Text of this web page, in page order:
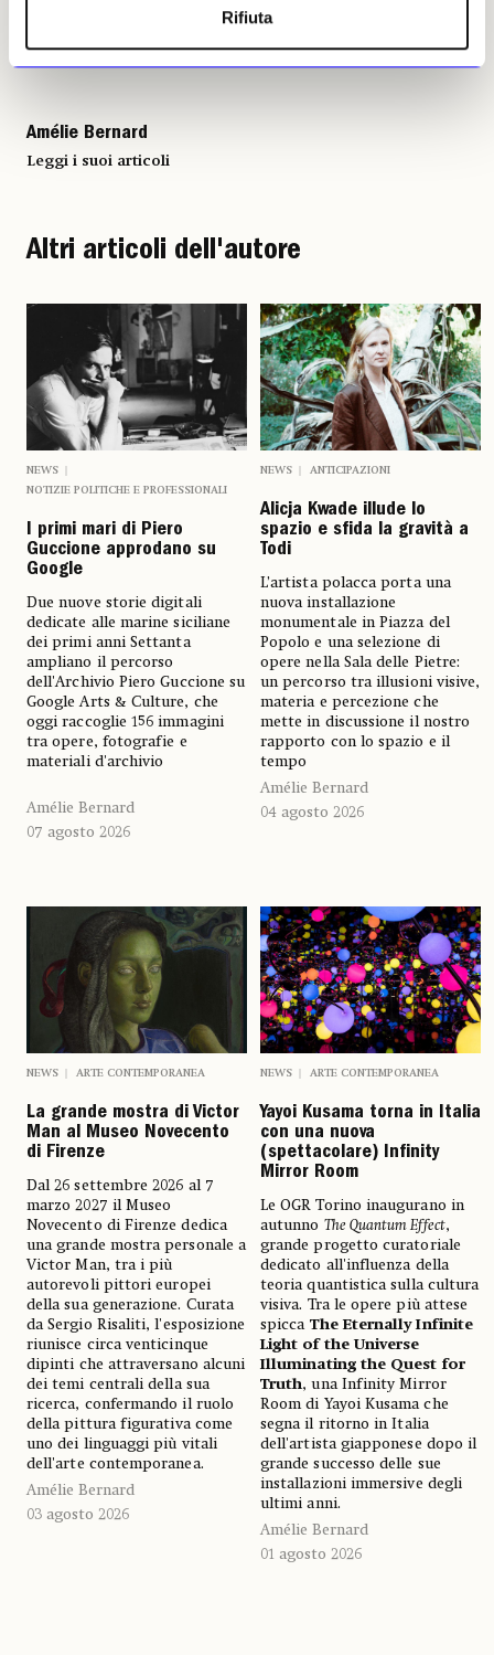
Rifiuta
Amélie Bernard
Leggi i suoi articoli
Altri articoli dell'autore
NEWS
NOTIZIE POLITICHE E PROFESSIONALI
I primi mari di Piero
Guccione approdano su
Google
Due nuove storie digitali
dedicate alle marine siciliane
dei primi anni Settanta
ampliano il percorso
dell'Archivio Piero Guccione su
Google Arts & Culture, che
oggi raccoglie 156 immagini
tra opere, fotografie e
materiali d'archivio
Amélie Bernard
07 agosto 2026
NEWS ANTICIPAZIONI
Alicja Kwade illude lo
spazio e sfida la gravità a
Todi
L’artista polacca porta una
nuova installazione
monumentale in Piazza del
Popolo e una selezione di
opere nella Sala delle Pietre:
un percorso tra illusioni visive,
materia e percezione che
mette in discussione il nostro
rapporto con lo spazio e il
tempo
Amélie Bernard
04 agosto 2026
NEWS ARTE CONTEMPORANEA
La grande mostra di Victor
Man al Museo Novecento
di Firenze
Dal 26 settembre 2026 al 7
marzo 2027 il Museo
Novecento di Firenze dedica
una grande mostra personale a
Victor Man, tra i più
autorevoli pittori europei
della sua generazione. Curata
da Sergio Risaliti, l'esposizione
riunisce circa venticinque
dipinti che attraversano alcuni
dei temi centrali della sua
ricerca, confermando il ruolo
della pittura figurativa come
uno dei linguaggi più vitali
dell'arte contemporanea.
Amélie Bernard
03 agosto 2026
NEWS ARTE CONTEMPORANEA
Yayoi Kusama torna in Italia
con una nuova
(spettacolare) Infinity
Mirror Room
Le OGR Torino inaugurano in
autunno The Quantum Effect,
grande progetto curatoriale
dedicato all'influenza della
teoria quantistica sulla cultura
visiva. Tra le opere più attese
spicca The Eternally Infinite
Light of the Universe
Illuminating the Quest for
Truth, una Infinity Mirror
Room di Yayoi Kusama che
segna il ritorno in Italia
dell'artista giapponese dopo il
grande successo delle sue
installazioni immersive degli
ultimi anni.
Amélie Bernard
01 agosto 2026